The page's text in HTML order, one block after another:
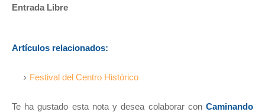
Entrada Libre
Artículos relacionados:
Festival del Centro Histórico
Te ha gustado esta nota y desea colaborar con Caminando